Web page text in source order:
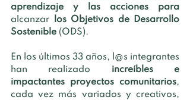
alcanzar
los Objetivos de Desarrollo
Sostenible (ODS).
En los últimos 33 años, l@s integrantes
han realizado increíbles e
impactantes proyectos comunitarios,
cada vez más variados y creativos,